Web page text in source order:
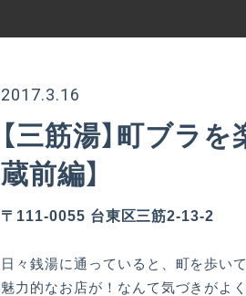
2017.3.16
【三筋湯】町ブラ
蔵前編】
〒111-0055 台東区三筋2-13-2
日々銭湯に通っていると、町を歩い
魅力的なお店が！なんて気づきがよ